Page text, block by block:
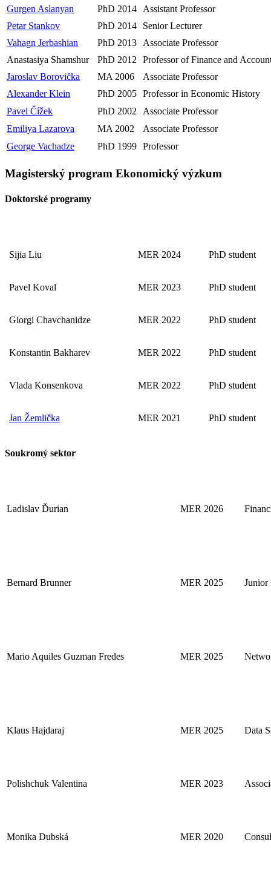
Gurgen Aslanyan PhD 2014
Assistant Professor
Petar Stankov
PhD 2014
Senior Lecturer
Vahagn Jerbashian
PhD 2013
Associate Professor
Anastasiya Shamshur
PhD 2012
Professor of Finance and
Jaroslav Borovička
MA 2006
Associate Professor
Alexander Klein
PhD 2005 Professor in Economic History
Pavel Čížek
PhD 2002
Associate Professor
Emiliya Lazarova
MA 2002
Associate Professor
George Vachadze
PhD 1999 Professor
Magisterský program Ekonomický výzkum
Doktorské programy
Sijia Liu MER 2024 PhD student
Pavel Koval MER 2023 PhD student
Giorgi Chavchanidze MER 2022 PhD student
Konstantin Bakharev MER 2022 PhD student
Vlada Konsenkova MER 2022 PhD student
Jan Žemlička MER 2021 PhD student
Soukromý sektor
Ladislav Ďurian MER 2026
Bernard Brunner MER 2025 Junior
Mario Aquiles Guzman Fredes MER 2025
Klaus Hajdaraj MER 2025 Data
Polishchuk Valentina MER 2023
Monika Dubská MER 2020